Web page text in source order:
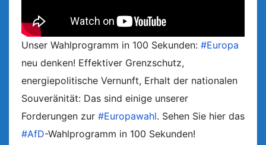
Unser Wahlprogramm in 100 Sekunden: #Europa
neu denken! Effektiver Grenzschutz,
energiepolitische Vernunft, Erhalt der nationalen
Souveränität: Das sind einige unserer
Forderungen zur #Europawahl. Sehen Sie hier das
#AfD-Wahlprogramm in 100 Sekunden!